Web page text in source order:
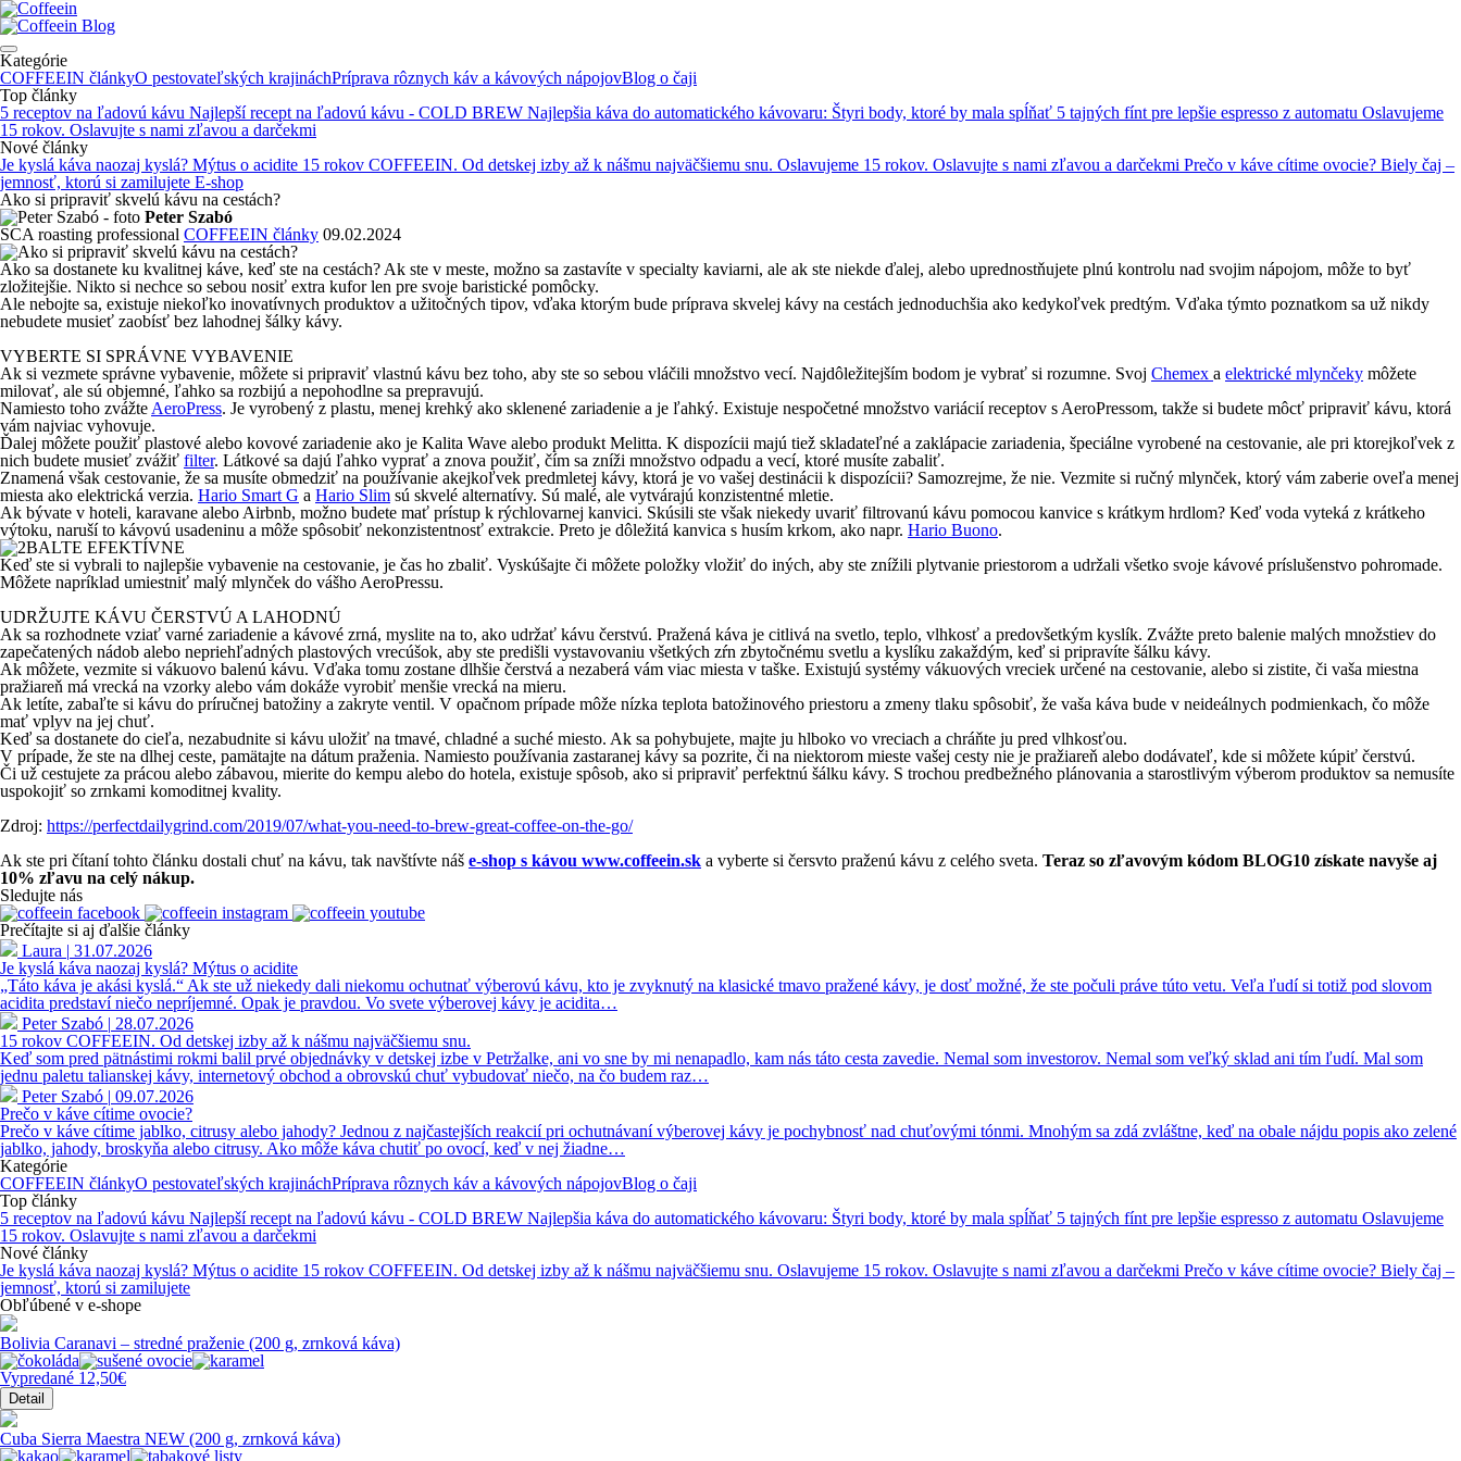
Blog
Kategórie
COFFEEIN článkyO pestovateľských krajináchPríprava rôznych káv a kávových nápojovBlog o čaji
Top články
5 receptov na ľadovú kávu Najlepší recept na ľadovú kávu - COLD BREW Najlepšia káva do automatického kávovaru: Štyri body, ktoré by mala spĺňať 5 tajných fínt pre lepšie espresso z automatu Oslavujeme
15 rokov. Oslavujte s nami zľavou a darčekmi
Nové články
Je kyslá káva naozaj kyslá? Mýtus o acidite 15 rokov COFFEEIN. Od detskej izby až k nášmu najväčšiemu snu. Oslavujeme 15 rokov. Oslavujte s nami zľavou a darčekmi Prečo v káve cítime ovocie? Biely čaj –
jemnosť, ktorú si zamilujete E-shop
Ako si pripraviť skvelú kávu na cestách?
Peter Szabó
SCA roasting professional COFFEEIN články 09.02.2024
Ako sa dostanete ku kvalitnej káve, keď ste na cestách? Ak ste v meste, možno sa zastavíte v specialty kaviarni, ale ak ste niekde ďalej, alebo uprednostňujete plnú kontrolu nad svojim nápojom, môže to byť
zložitejšie. Nikto si nechce so sebou nosiť extra kufor len pre svoje baristické pomôcky.
Ale nebojte sa, existuje niekoľko inovatívnych produktov a užitočných tipov, vďaka ktorým bude príprava skvelej kávy na cestách jednoduchšia ako kedykoľvek predtým. Vďaka týmto poznatkom sa už nikdy
nebudete musieť zaobísť bez lahodnej šálky kávy.
VYBERTE SI SPRÁVNE VYBAVENIE
Ak si vezmete správne vybavenie, môžete si pripraviť vlastnú kávu bez toho, aby ste so sebou vláčili množstvo vecí. Najdôležitejším bodom je vybrať si rozumne. Svoj Chemex a elektrické mlynčeky môžete
milovať, ale sú objemné, ľahko sa rozbijú a nepohodlne sa prepravujú.
Namiesto toho zvážte AeroPress. Je vyrobený z plastu, menej krehký ako sklenené zariadenie a je ľahký. Existuje nespočetné množstvo variácií receptov s AeroPressom, takže si budete môcť pripraviť kávu, ktorá
vám najviac vyhovuje.
Ďalej môžete použiť plastové alebo kovové zariadenie ako je Kalita Wave alebo produkt Melitta. K dispozícii majú tiež skladateľné a zaklápacie zariadenia, špeciálne vyrobené na cestovanie, ale pri ktorejkoľvek z
nich budete musieť zvážiť filter. Látkové sa dajú ľahko vyprať a znova použiť, čím sa zníži množstvo odpadu a vecí, ktoré musíte zabaliť.
Znamená však cestovanie, že sa musíte obmedziť na používanie akejkoľvek predmletej kávy, ktorá je vo vašej destinácii k dispozícii? Samozrejme, že nie. Vezmite si ručný mlynček, ktorý vám zaberie oveľa menej
miesta ako elektrická verzia. Hario Smart G a Hario Slim sú skvelé alternatívy. Sú malé, ale vytvárajú konzistentné mletie.
Ak bývate v hoteli, karavane alebo Airbnb, možno budete mať prístup k rýchlovarnej kanvici. Skúsili ste však niekedy uvariť filtrovanú kávu pomocou kanvice s krátkym hrdlom? Keď voda vyteká z krátkeho
výtoku, naruší to kávovú usadeninu a môže spôsobiť nekonzistentnosť extrakcie. Preto je dôležitá kanvica s husím krkom, ako napr. Hario Buono.
BALTE EFEKTÍVNE
Keď ste si vybrali to najlepšie vybavenie na cestovanie, je čas ho zbaliť. Vyskúšajte či môžete položky vložiť do iných, aby ste znížili plytvanie priestorom a udržali všetko svoje kávové príslušenstvo pohromade.
Môžete napríklad umiestniť malý mlynček do vášho AeroPressu.
UDRŽUJTE KÁVU ČERSTVÚ A LAHODNÚ
Ak sa rozhodnete vziať varné zariadenie a kávové zrná, myslite na to, ako udržať kávu čerstvú. Pražená káva je citlivá na svetlo, teplo, vlhkosť a predovšetkým kyslík. Zvážte preto balenie malých množstiev do
zapečatených nádob alebo nepriehľadných plastových vrecúšok, aby ste predišli vystavovaniu všetkých zŕn zbytočnému svetlu a kyslíku zakaždým, keď si pripravíte šálku kávy.
Ak môžete, vezmite si vákuovo balenú kávu. Vďaka tomu zostane dlhšie čerstvá a nezaberá vám viac miesta v taške. Existujú systémy vákuových vreciek určené na cestovanie, alebo si zistite, či vaša miestna
pražiareň má vrecká na vzorky alebo vám dokáže vyrobiť menšie vrecká na mieru.
Ak letíte, zabaľte si kávu do príručnej batožiny a zakryte ventil. V opačnom prípade môže nízka teplota batožinového priestoru a zmeny tlaku spôsobiť, že vaša káva bude v neideálnych podmienkach, čo môže
mať vplyv na jej chuť.
Keď sa dostanete do cieľa, nezabudnite si kávu uložiť na tmavé, chladné a suché miesto. Ak sa pohybujete, majte ju hlboko vo vreciach a chráňte ju pred vlhkosťou.
V prípade, že ste na dlhej ceste, pamätajte na dátum praženia. Namiesto používania zastaranej kávy sa pozrite, či na niektorom mieste vašej cesty nie je pražiareň alebo dodávateľ, kde si môžete kúpiť čerstvú.
Či už cestujete za prácou alebo zábavou, mierite do kempu alebo do hotela, existuje spôsob, ako si pripraviť perfektnú šálku kávy. S trochou predbežného plánovania a starostlivým výberom produktov sa nemusíte
uspokojiť so zrnkami komoditnej kvality.
Zdroj: https://perfectdailygrind.com/2019/07/what-you-need-to-brew-great-coffee-on-the-go/
Ak ste pri čítaní tohto článku dostali chuť na kávu, tak navštívte náš e-shop s kávou www.coffeein.sk a vyberte si čersvto praženú kávu z celého sveta. Teraz so zľavovým kódom BLOG10 získate navyše aj
10% zľavu na celý nákup.
Sledujte nás
Prečítajte si aj ďalšie články
Laura | 31.07.2026
Je kyslá káva naozaj kyslá? Mýtus o acidite
„Táto káva je akási kyslá.“ Ak ste už niekedy dali niekomu ochutnať výberovú kávu, kto je zvyknutý na klasické tmavo pražené kávy, je dosť možné, že ste počuli práve túto vetu. Veľa ľudí si totiž pod slovom
acidita predstaví niečo nepríjemné. Opak je pravdou. Vo svete výberovej kávy je acidita…
Peter Szabó | 28.07.2026
15 rokov COFFEEIN. Od detskej izby až k nášmu najväčšiemu snu.
Keď som pred pätnástimi rokmi balil prvé objednávky v detskej izbe v Petržalke, ani vo sne by mi nenapadlo, kam nás táto cesta zavedie. Nemal som investorov. Nemal som veľký sklad ani tím ľudí. Mal som
jednu paletu talianskej kávy, internetový obchod a obrovskú chuť vybudovať niečo, na čo budem raz…
Peter Szabó | 09.07.2026
Prečo v káve cítime ovocie?
Prečo v káve cítime jablko, citrusy alebo jahody? Jednou z najčastejších reakcií pri ochutnávaní výberovej kávy je pochybnosť nad chuťovými tónmi. Mnohým sa zdá zvláštne, keď na obale nájdu popis ako zelené
jablko, jahody, broskyňa alebo citrusy. Ako môže káva chutiť po ovocí, keď v nej žiadne…
Kategórie
COFFEEIN článkyO pestovateľských krajináchPríprava rôznych káv a kávových nápojovBlog o čaji
Top články
5 receptov na ľadovú kávu Najlepší recept na ľadovú kávu - COLD BREW Najlepšia káva do automatického kávovaru: Štyri body, ktoré by mala spĺňať 5 tajných fínt pre lepšie espresso z automatu Oslavujeme
15 rokov. Oslavujte s nami zľavou a darčekmi
Nové články
Je kyslá káva naozaj kyslá? Mýtus o acidite 15 rokov COFFEEIN. Od detskej izby až k nášmu najväčšiemu snu. Oslavujeme 15 rokov. Oslavujte s nami zľavou a darčekmi Prečo v káve cítime ovocie? Biely čaj –
jemnosť, ktorú si zamilujete
Obľúbené v e-shope
Bolivia Caranavi – stredné praženie (200 g, zrnková káva)
Vypredané 12,50€
Detail
Cuba Sierra Maestra NEW (200 g, zrnková káva)